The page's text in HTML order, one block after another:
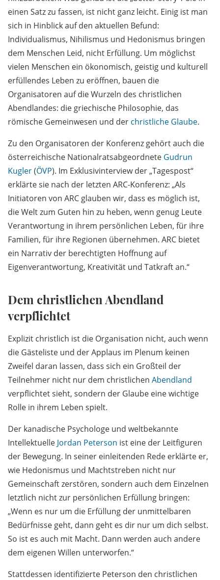
einen Satz zu fassen, ist nicht ganz leicht. Einig ist man
sich in Hinblick auf den aktuellen Befund:
Individualismus, Nihilismus und Hedonismus bringen
dem Menschen Leid, nicht Erfüllung. Um möglichst
vielen Menschen ein ökonomisch, geistig und kulturell
erfüllendes Leben zu eröffnen, bauen die
Organisatoren auf die Wurzeln des christlichen
Abendlandes: die griechische Philosophie, das
römische Gemeinwesen und der christliche Glaube.
Zu den Organisatoren der Konferenz gehört auch die
österreichische Nationalratsabgeordnete Gudrun
Kugler(ÖVP). Im Exklusivinterview der „Tagespost“
erklärte sie nach der letzten ARC-Konferenz: „Als
Initiatoren von ARC glauben wir, dass es möglich ist,
die Welt zum Guten hin zu heben, wenn genug Leute
Verantwortung in ihrem persönlichen Leben, für ihre
Familien, für ihre Regionen übernehmen. ARC bietet
ein Narrativ der berechtigten Hoffnung auf
Eigenverantwortung, Kreativität und Tatkraft an.“
Dem christlichen Abendland
verpflichtet
Explizit christlich ist die Organisation nicht, auch wenn
die Gästeliste und der Applaus im Plenum keinen
Zweifel daran lassen, dass sich ein Großteil der
Teilnehmer nicht nur dem christlichen Abendland
verpflichtet sieht, sondern der Glaube eine wichtige
Rolle in ihrem Leben spielt.
Der kanadische Psychologe und weltbekannte
Intellektuelle Jordan Peterson ist eine der Leitfiguren
der Bewegung. In seiner einleitenden Rede erklärte er,
wie Hedonismus und Machtstreben nicht nur
Gemeinschaft zerstören, sondern auch dem Einzelnen
letztlich nicht zur persönlichen Erfüllung bringen:
„Wenn es nur um die Erfüllung der unmittelbaren
Bedürfnisse geht, dann geht es dir nur um dich selbst.
So ist es auch mit Macht. Dann werden auch andere
dem eigenen Willen unterworfen.“
Stattdessen identifizierte Peterson den christlichen